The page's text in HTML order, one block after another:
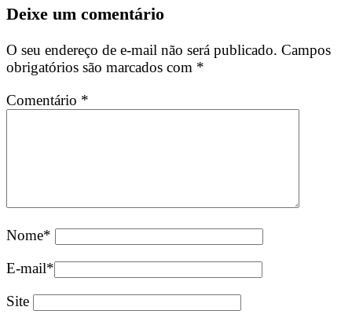
Deixe um comentário
O seu endereço de e-mail não será publicado. Campos
obrigatórios são marcados com *
Comentário *
Nome*
E-mail*
Site